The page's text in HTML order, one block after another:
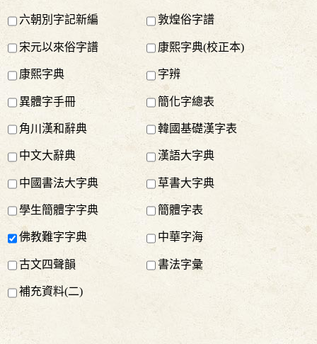
六朝別字記新編 敦煌俗字譜
宋元以來俗字譜 康熙字典(校正本)
康熙字典 字辨
異體字手冊 簡化字總表
角川漢和辭典 韓國基礎漢字表
中文大辭典 漢語大字典
中國書法大字典 草書大字典
學生簡體字字典 簡體字表
佛教難字字典 中華字海
古文四聲韻 書法字彙
補充資料(二)